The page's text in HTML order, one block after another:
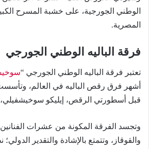
الوطني الجورجية، على خشبة المسرح الكبير
المصرية.
فرقة الباليه الوطني الجورجي
تعتبر فرقة الباليه الوطني الجورجي “
قبل أسطورتي الرقص، إيليكو سوخيشفيلي،
وتجسد الفرقة المكونة من عشرات
والقوقاز، وتتمتع بالإشادة والتقدير الدولي؛